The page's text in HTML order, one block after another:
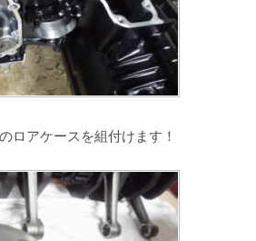
ロアケースを組付けます！